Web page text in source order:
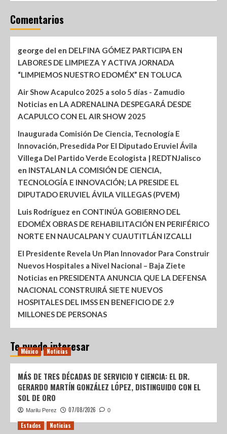
Comentarios
george del en DELFINA GÓMEZ PARTICIPA EN
LABORES DE LIMPIEZA Y ACTIVA JORNADA
“LIMPIEMOS NUESTRO EDOMÉX” EN TOLUCA
Air Show Acapulco 2025 a solo 5 días - Zamudio
Noticias en LA ADRENALINA DESPEGARÁ DESDE
ACAPULCO CON EL AIR SHOW 2025
Inaugurada Comisión De Ciencia, Tecnología E
Innovación, Presedida Por El Diputado Eruviel Ávila
Villega Del Partido Verde Ecologista | REDTNJalisco
en INSTALAN LA COMISIÓN DE CIENCIA,
TECNOLOGÍA E INNOVACIÓN; LA PRESIDE EL
DIPUTADO ERUVIEL ÁVILA VILLEGAS (PVEM)
Luis Rodríguez en CONTINÚA GOBIERNO DEL
EDOMÉX OBRAS DE REHABILITACIÓN EN PERIFÉRICO
NORTE EN NAUCALPAN Y CUAUTITLÁN IZCALLI
El Presidente Revela Un Plan Innovador Para Construir
Nuevos Hospitales a Nivel Nacional – Baja Ziete
Noticias en PRESIDENTA ANUNCIA QUE LA DEFENSA
NACIONAL CONSTRUIRÁ SIETE NUEVOS
HOSPITALES DEL IMSS EN BENEFICIO DE 2.9
MILLONES DE PERSONAS
Te puede interesar
México Noticias
MÁS DE TRES DÉCADAS DE SERVICIO Y CIENCIA: EL DR.
GERARDO MARTÍN GONZÁLEZ LÓPEZ, DISTINGUIDO CON EL
SOL DE ORO
Marilu Perez 07/08/2026 0
Estados Noticias